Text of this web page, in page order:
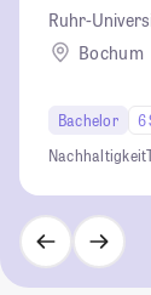
Ruhr-
Bochum
Bachelor 6
Nachhaltigkeit